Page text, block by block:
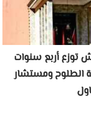
توزع أربع سنوات
الطلوح ومستشار